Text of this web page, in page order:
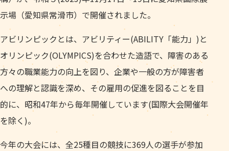
示場（愛知県常滑市）で開催されました。
アビリンピックとは、アビリティー(ABILITY「能力」)と
オリンピック(OLYMPICS)を合わせた造語で、障害のある
方々の職業能力の向上を図り、企業や一般の方が障害者
への理解と認識を深め、その雇用の促進を図ることを目
的に、昭和47年から毎年開催しています(国際大会開催年
を除く)。
今年の大会には、全25種目の競技に369人の選手が参加